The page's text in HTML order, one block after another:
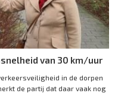
van 30 km/uur
in de dorpen
de partij dat daar vaak nog